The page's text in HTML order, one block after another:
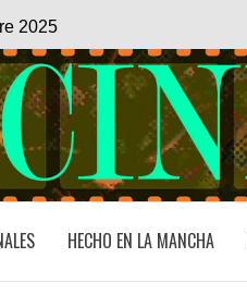
2025
HECHO EN LA MANCHA